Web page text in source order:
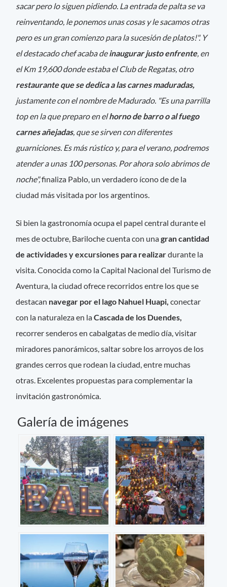
sacar pero lo siguen pidiendo. La entrada de palta se va
reinventando, le ponemos unas cosas y le sacamos otras
pero es un gran comienzo para la sucesión de platos!". Y
el destacado chef acaba deinaugurar justo enfrente, en
el Km 19,600 donde estaba el Club de Regatas, otro
restaurante que se dedica a las carnes maduradas,
justamente con el nombre de Madurado. "Es una parrilla
top en la que preparo en elhorno de barro o al fuego
carnes añejadas, que se sirven con diferentes
guarniciones. Es más rústico y, para el verano, podremos
atender a unas 100 personas. Por ahora solo abrimos de
noche",finaliza Pablo, un verdadero ícono de de la
ciudad más visitada por los argentinos.
Si bien la gastronomía ocupa el papel central durante el
mes de octubre, Bariloche cuenta con unagran cantidad
de actividades y excursiones para realizardurante la
visita. Conocida como la Capital Nacional del Turismo de
Aventura, la ciudad ofrece recorridos entre los que se
destacan navegar por el lago Nahuel Huapi, conectar
con la naturaleza en laCascada de los Duendes,
recorrer senderos en cabalgatas de medio día, visitar
miradores panorámicos, saltar sobre los arroyos de los
grandes cerros que rodean la ciudad, entre muchas
otras. Excelentes propuestas para complementar la
invitación gastronómica.
Galería de imágenes